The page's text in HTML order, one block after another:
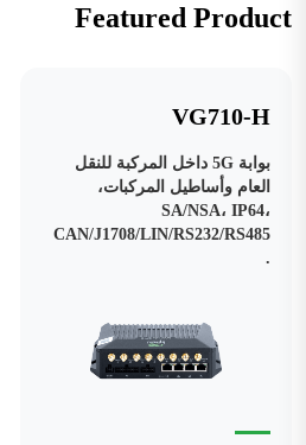
Featured Product
VG710-H
بوابة 5G داخل المركبة للنقل
العام وأساطيل المركبات،
SA/NSA، IP64،
CAN/J1708/LIN/RS232/RS485
.